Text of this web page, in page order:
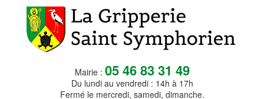
Mairie : 05 46 83 31 49
Du lundi au vendredi : 14h à 17h
Fermé le mercredi, samedi, dimanche.